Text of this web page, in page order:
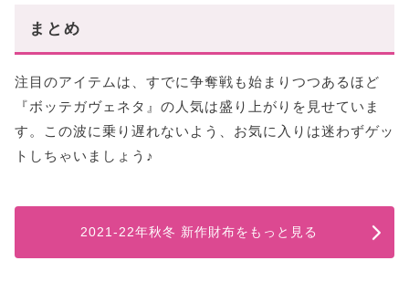
まとめ
注目のアイテムは、すでに争奪戦も始まりつつあるほど
『ボッテガヴェネタ』の人気は盛り上がりを見せていま
す。この波に乗り遅れないよう、お気に入りは迷わずゲッ
トしちゃいましょう♪
2021‐22年秋冬 新作財布をもっと見る